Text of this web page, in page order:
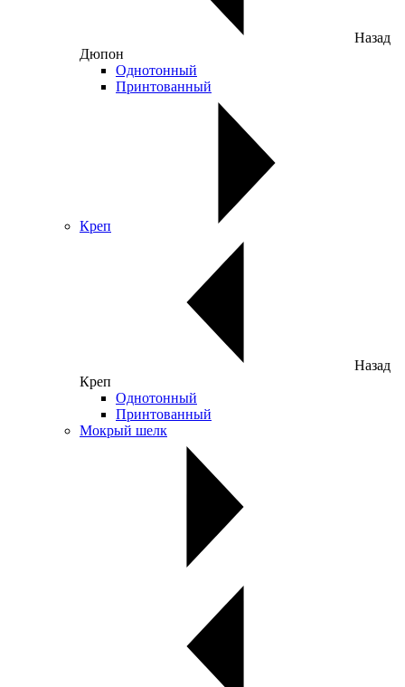
Назад
Дюпон
Однотонный
Принтованный
Креп
Назад
Креп
Однотонный
Принтованный
Мокрый шелк